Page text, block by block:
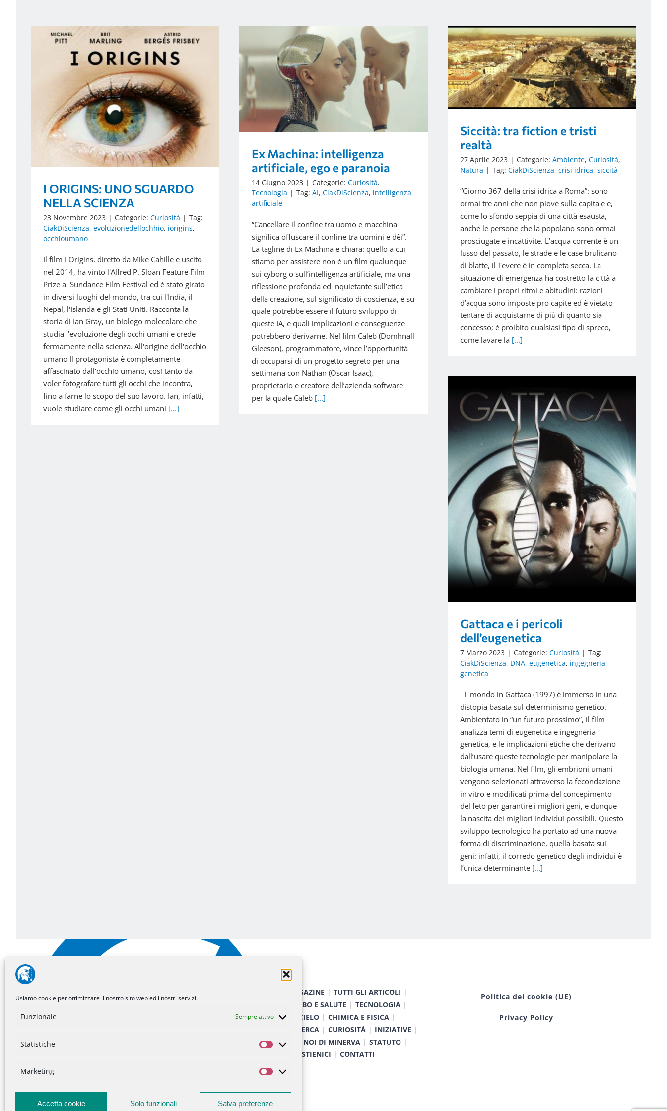
Usiamo cookie per ottimizzare il nostro sito web ed i nostri servizi.
Funzionale Sempre attivo
Statistiche
Statistiche
Marketing
Marketing
Accetta cookie Solo funzionali Salva preferenze
I ORIGINS: UNO SGUARDO
NELLA SCIENZA
23 Novembre 2023 | Categorie: Curiosità | Tag:
CiakDiScienza, evoluzionedellochhio, iorigins,
occhioumano
Il film I Origins, diretto da Mike Cahille e uscito
nel 2014, ha vinto l'Alfred P. Sloan Feature Film
Prize al Sundance Film Festival ed è stato girato
in diversi luoghi del mondo, tra cui l'India, il
Nepal, l'Islanda e gli Stati Uniti. Racconta la
storia di Ian Gray, un biologo molecolare che
studia l'evoluzione degli occhi umani e crede
fermamente nella scienza. All'origine dell'occhio
umano Il protagonista è completamente
affascinato dall’occhio umano, così tanto da
voler fotografare tutti gli occhi che incontra,
fino a farne lo scopo del suo lavoro. Ian, infatti,
vuole studiare come gli occhi umani [...]
Ex Machina: intelligenza
artificiale, ego e paranoia
14 Giugno 2023 | Categorie: Curiosità,
Tecnologia | Tag: AI, CiakDiScienza, intelligenza
artificiale
“Cancellare il confine tra uomo e macchina
significa offuscare il confine tra uomini e dèi”.
La tagline di Ex Machina è chiara: quello a cui
stiamo per assistere non è un film qualunque
sui cyborg o sull’intelligenza artificiale, ma una
riflessione profonda ed inquietante sull’etica
della creazione, sul significato di coscienza, e su
quale potrebbe essere il futuro sviluppo di
queste IA, e quali implicazioni e conseguenze
potrebbero derivarne. Nel film Caleb (Domhnall
Gleeson), programmatore, vince l’opportunità
di occuparsi di un progetto segreto per una
settimana con Nathan (Oscar Isaac),
proprietario e creatore dell’azienda software
per la quale Caleb [...]
Siccità: tra fiction e tristi
realtà
27 Aprile 2023 | Categorie: Ambiente, Curiosità,
Natura | Tag: CiakDiScienza, crisi idrica, siccità
“Giorno 367 della crisi idrica a Roma”: sono
ormai tre anni che non piove sulla capitale e,
come lo sfondo seppia di una città esausta,
anche le persone che la popolano sono ormai
prosciugate e incattivite. L’acqua corrente è un
lusso del passato, le strade e le case brulicano
di blatte, il Tevere è in completa secca. La
situazione di emergenza ha costretto la città a
cambiare i propri ritmi e abitudini: razioni
d’acqua sono imposte pro capite ed è vietato
tentare di acquistarne di più di quanto sia
concesso; è proibito qualsiasi tipo di spreco,
come lavare la [...]
Gattaca e i pericoli
dell’eugenetica
7 Marzo 2023 | Categorie: Curiosità | Tag:
CiakDiScienza, DNA, eugenetica, ingegneria
genetica
Il mondo in Gattaca (1997) è immerso in una
distopia basata sul determinismo genetico.
Ambientato in “un futuro prossimo”, il film
analizza temi di eugenetica e ingegneria
genetica, e le implicazioni etiche che derivano
dall’usare queste tecnologie per manipolare la
biologia umana. Nel film, gli embrioni umani
vengono selezionati attraverso la fecondazione
in vitro e modificati prima del concepimento
del feto per garantire i migliori geni, e dunque
la nascita dei migliori individui possibili. Questo
sviluppo tecnologico ha portato ad una nuova
forma di discriminazione, quella basata sui
geni: infatti, il corredo genetico degli individui è
l’unica determinante [...]
MAGAZINE
TUTTI GLI ARTICOLI
CIBO E SALUTE
TECNOLOGIA
TERRA E CIELO
CHIMICA E FISICA
MEDICINA E RICERCA
CURIOSITÀ
INIZIATIVE
CHI SIAMO
NOI DI MINERVA
STATUTO
SOSTIENICI
CONTATTI
Politica dei cookie (UE)
Privacy Policy